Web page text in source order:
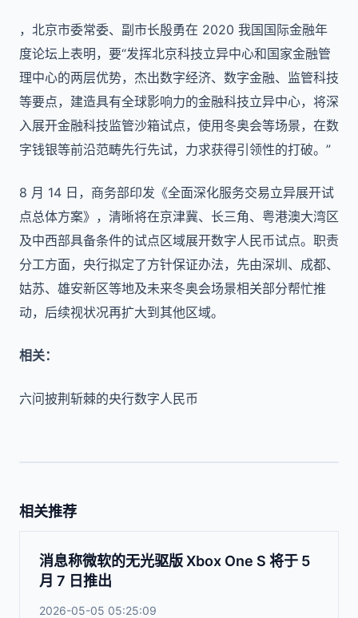
，北京市委常委、副市长殷勇在 2020 我国国际金融年
度论坛上表明，要“发挥北京科技立异中心和国家金融管
理中心的两层优势，杰出数字经济、数字金融、监管科技
等要点，建造具有全球影响力的金融科技立异中心，将深
入展开金融科技监管沙箱试点，使用冬奥会等场景，在数
字钱银等前沿范畴先行先试，力求获得引领性的打破。”
8 月 14 日，商务部印发《全面深化服务交易立异展开试
点总体方案》，清晰将在京津冀、长三角、粤港澳大湾区
及中西部具备条件的试点区域展开数字人民币试点。职责
分工方面，央行拟定了方针保证办法，先由深圳、成都、
姑苏、雄安新区等地及未来冬奥会场景相关部分帮忙推
动，后续视状况再扩大到其他区域。
相关：
六问披荆斩棘的央行数字人民币
相关推荐
消息称微软的无光驱版 Xbox One S 将于 5
月 7 日推出
2026-05-05 05:25:09